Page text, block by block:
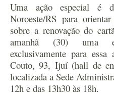
Uma ação especial é
Noroeste/RS para
sobre a renovação do
amanhã (30) uma
exclusivamente para
Couto, 93, Ijuí (hall de
localizada a Sede
12h e das 13h30 às 18h.